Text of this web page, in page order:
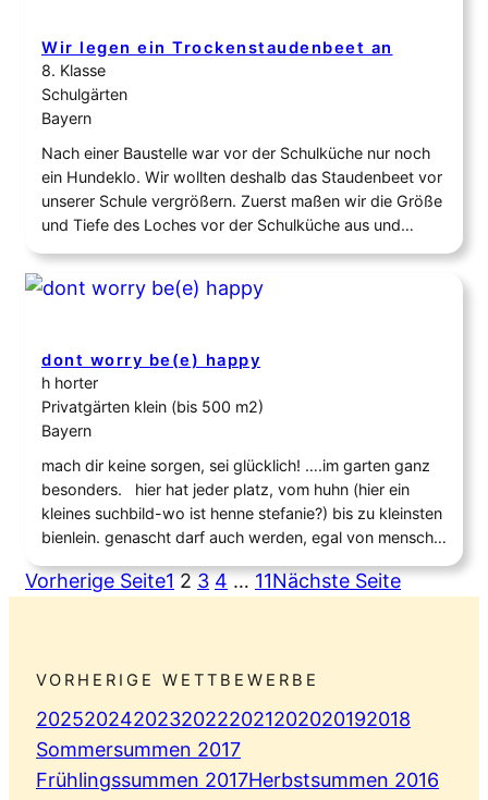
Wir legen ein Trockenstaudenbeet an
8. Klasse
Schulgärten
Bayern
Nach einer Baustelle war vor der Schulküche nur noch
ein Hundeklo. Wir wollten deshalb das Staudenbeet vor
unserer Schule vergrößern. Zuerst maßen wir die Größe
und Tiefe des Loches vor der Schulküche aus und
überlegten uns, was wir für das Staudenbeet benötigen.
Wir kamen auf 30 qm Unkrautflies, 1,5 m³ Split und 90
Stauden, die…
dont worry be(e) happy
h horter
Privatgärten klein (bis 500 m2)
Bayern
mach dir keine sorgen, sei glücklich! ….im garten ganz
besonders. hier hat jeder platz, vom huhn (hier ein
kleines suchbild-wo ist henne stefanie?) bis zu kleinsten
bienlein. genascht darf auch werden, egal von mensch
oder tier, obst ist für jeden und reichlich da.
Vorherige Seite1 2 3 4 … 11Nächste Seite
VORHERIGE WETTBEWERBE
20252024202320222021202020192018
Sommersummen 2017
Frühlingssummen 2017Herbstsummen 2016